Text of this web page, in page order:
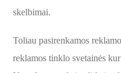
skelbimai.
Toliau pasirenkamos
reklamos tinklo svetainės